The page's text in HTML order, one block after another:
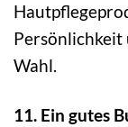
Wahl.
11. Ein gutes